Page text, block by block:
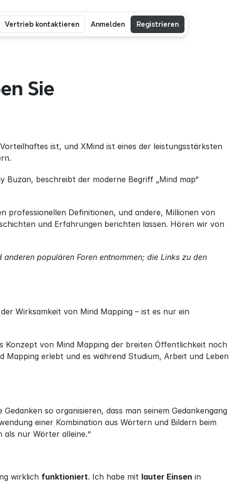
Sie
ist, und XMind ist eines der leistungsstärksten
beschreibt der moderne Begriff „Mind map“
professionellen Definitionen, und andere, Millionen von
und Erfahrungen berichten lassen. Hören wir von
populären Foren entnommen; die Links zu den
Wirksamkeit von Mind Mapping – ist es nur ein
Konzept von Mind Mapping der breiten Öffentlichkeit noch
Mapping erlebt und es während Studium, Arbeit und Leben
so organisieren, dass man seinem Gedankengang
einer Kombination aus Wörtern und Bildern beim
nur Wörter alleine.“
wirklich funktioniert. Ich habe mit lauter Einsen in
Vertrieb kontaktieren Anmelden Registrieren